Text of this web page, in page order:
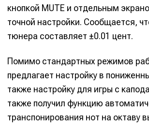
кнопкой MUTE и отдельным
точной настройки. Сообщается,
тюнера составляет ±0.01 цент.
Помимо стандартных режимов
предлагает настройку в
также настройку для игры с
также получил функцию
транспонирования нот на октаву